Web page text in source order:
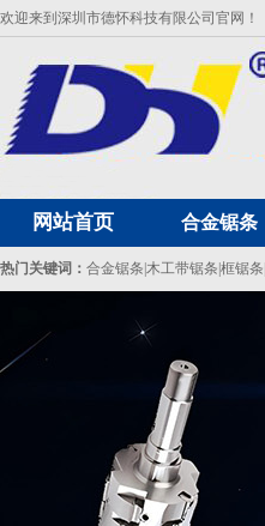
欢迎来到深圳市德怀科技有限公司官网！
网站首页 合金锯条
热门关键词： 合金锯条 木工带锯条 框锯条